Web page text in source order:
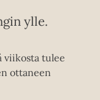
ylle.
viikosta tulee
ottaneen